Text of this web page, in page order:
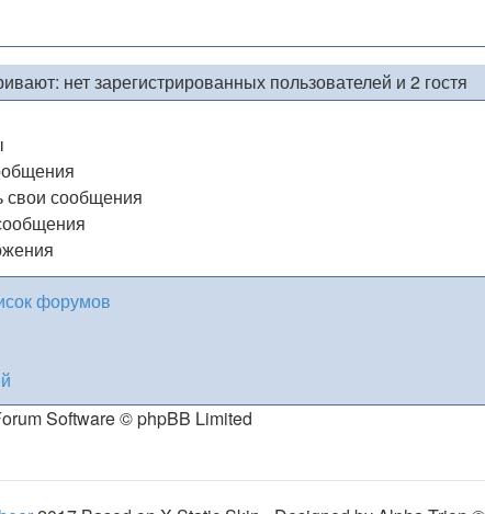
нет зарегистрированных пользователей и 2 гостя
свои сообщения
форумов
Software © phpBB Limited